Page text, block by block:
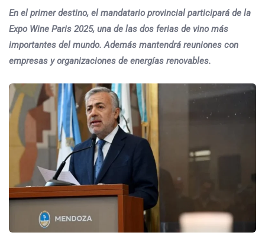
En el primer destino, el mandatario provincial participará de la
Expo Wine Paris 2025, una de las dos ferias de vino más
importantes del mundo. Además mantendrá reuniones con
empresas y organizaciones de energías renovables.